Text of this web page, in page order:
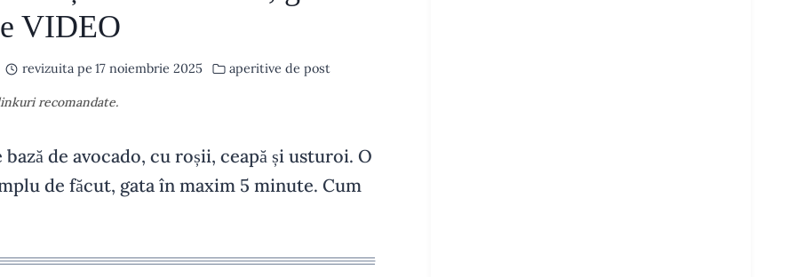
VIDEO
revizuita pe 17 noiembrie 2025 aperitive de post
recomandate.
de avocado, cu roșii, ceapă și usturoi. O
de făcut, gata în maxim 5 minute. Cum